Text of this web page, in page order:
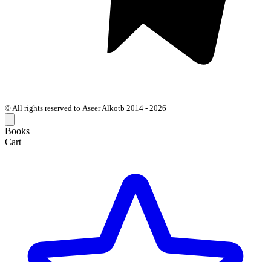
© All rights reserved to Aseer Alkotb 2014 - 2026
Books
Cart